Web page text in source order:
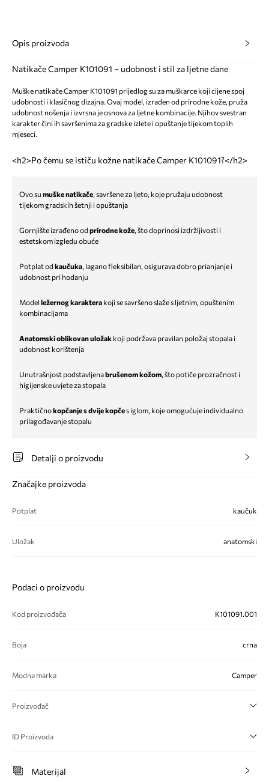
Opis proizvoda
Natikače Camper K101091 – udobnost i stil za ljetne dane
Muške natikače Camper K101091 prijedlog su za muškarce koji cijene spoj
udobnosti i klasičnog dizajna. Ovaj model, izrađen od prirodne kože, pruža
udobnost nošenja i izvrsna je osnova za ljetne kombinacije. Njihov svestran
karakter čini ih savršenima za gradske izlete i opuštanje tijekom toplih
mjeseci.
<h2>Po čemu se ističu kožne natikače Camper K101091?</h2>
Ovo su muške natikače, savršene za ljeto, koje pružaju udobnost
tijekom gradskih šetnji i opuštanja
Gornjište izrađeno od prirodne kože, što doprinosi izdržljivosti i
estetskom izgledu obuće
Potplat od kaučuka, lagano fleksibilan, osigurava dobro prianjanje i
udobnost pri hodanju
Model ležernog karaktera koji se savršeno slaže s ljetnim, opuštenim
kombinacijama
Anatomski oblikovan uložak koji podržava pravilan položaj stopala i
udobnost korištenja
Unutrašnjost podstavljenabrušenom kožom, što potiče prozračnost i
higijenske uvjete za stopala
Praktičnokopčanje s dvije kopčes iglom, koje omogućuje individualno
prilagođavanje stopalu
Detalji o proizvodu
Značajke proizvoda
Potplat kaučuk
Uložak anatomski
Podaci o proizvodu
Kod proizvođača K101091.001
Boja crna
Modna marka Camper
Proizvođač
ID Proizvoda
Materijal